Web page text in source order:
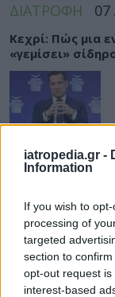
iatropedia.gr -
Information
If you wish to
processing of
targeted
section to
opt-out request
interest-based
ΔΙΑΤΡΟΦΗ 07
Κεχρί: Πώς μια
«γεμίσει»
Άδωνις
ΥΓΕΙΑ 07